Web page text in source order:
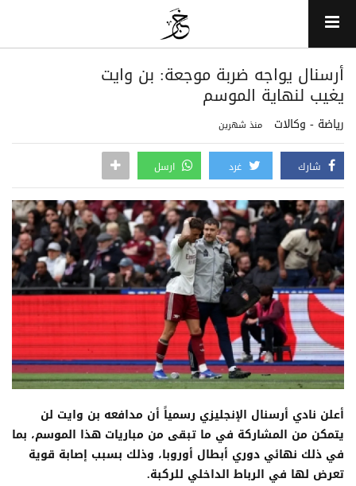
أرسنال يواجه ضربة موجعة: بن وايت
يغيب لنهاية الموسم
رياضة - وكالات منذ شهرين
شارك غرد ارسل
أعلن نادي أرسنال الإنجليزي رسمياً أن مدافعه بن وايت لن
يتمكن من المشاركة في ما تبقى من مباريات هذا الموسم، بما
في ذلك نهائي دوري أبطال أوروبا، وذلك بسبب إصابة قوية
تعرض لها في الرباط الداخلي للركبة.